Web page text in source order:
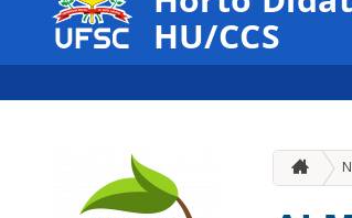
HU/CCS